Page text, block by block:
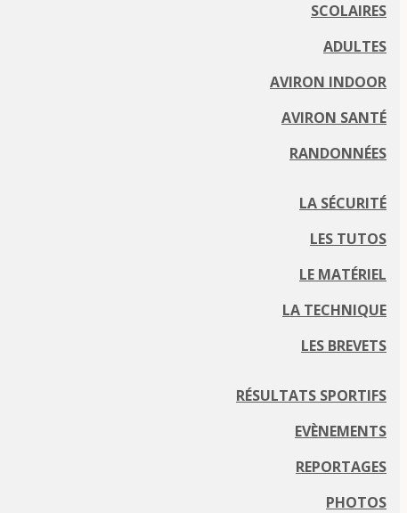
SCOLAIRES
ADULTES
AVIRON INDOOR
AVIRON SANTÉ
RANDONNÉES
LA SÉCURITÉ
LES TUTOS
LE MATÉRIEL
LA TECHNIQUE
LES BREVETS
RÉSULTATS SPORTIFS
EVÈNEMENTS
REPORTAGES
PHOTOS